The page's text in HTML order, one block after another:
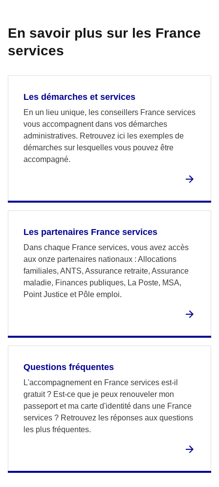
En savoir plus sur les France
services
Les démarches et services
En un lieu unique, les conseillers France services
vous accompagnent dans vos démarches
administratives. Retrouvez ici les exemples de
démarches sur lesquelles vous pouvez être
accompagné.
Les partenaires France services
Dans chaque France services, vous avez accès
aux onze partenaires nationaux : Allocations
familiales, ANTS, Assurance retraite, Assurance
maladie, Finances publiques, La Poste, MSA,
Point Justice et Pôle emploi.
Questions fréquentes
L'accompagnement en France services est-il
gratuit ? Est-ce que je peux renouveler mon
passeport et ma carte d'identité dans une France
services ? Retrouvez les réponses aux questions
les plus fréquentes.